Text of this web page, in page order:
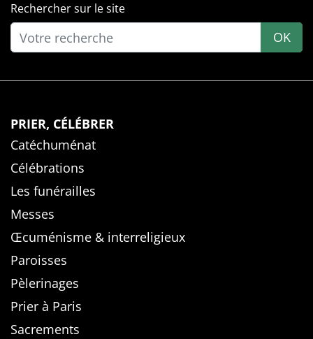
Rechercher sur le site
OK
PRIER, CÉLÉBRER
Catéchuménat
Célébrations
Les funérailles
Messes
Œcuménisme & interreligieux
Paroisses
Pèlerinages
Prier à Paris
Sacrements